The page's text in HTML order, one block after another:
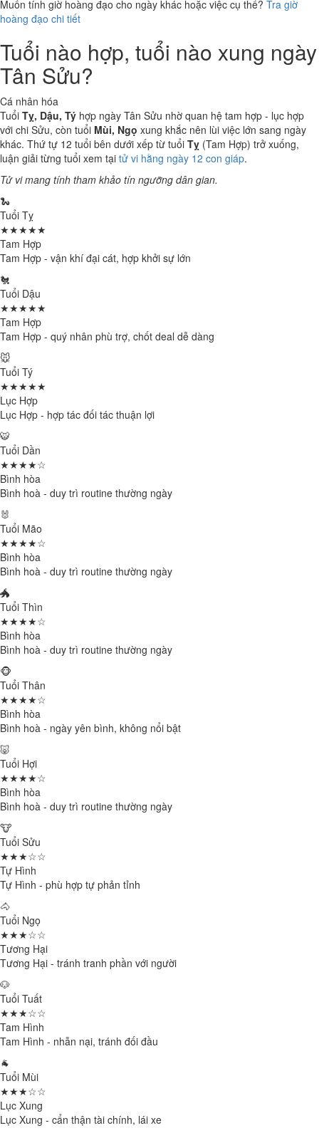
Muốn tính giờ hoàng đạo cho ngày khác hoặc việc cụ thể? Tra giờ
hoàng đạo chi tiết
Tuổi nào hợp, tuổi nào xung ngày
Tân Sửu?
Cá nhân hóa
Tuổi Tỵ, Dậu, Tý hợp ngày Tân Sửu nhờ quan hệ tam hợp - lục hợp
với chi Sửu, còn tuổi Mùi, Ngọ xung khắc nên lùi việc lớn sang ngày
khác. Thứ tự 12 tuổi bên dưới xếp từ tuổi Tỵ (Tam Hợp) trở xuống,
luận giải từng tuổi xem tại tử vi hằng ngày 12 con giáp.
Tử vi mang tính tham khảo tín ngưỡng dân gian.
🐍
Tuổi Tỵ
★★★★★
Tam Hợp
Tam Hợp - vận khí đại cát, hợp khởi sự lớn
🐔
Tuổi Dậu
★★★★★
Tam Hợp
Tam Hợp - quý nhân phù trợ, chốt deal dễ dàng
🐭
Tuổi Tý
★★★★★
Lục Hợp
Lục Hợp - hợp tác đối tác thuận lợi
🐯
Tuổi Dần
★★★★☆
Bình hòa
Bình hoà - duy trì routine thường ngày
🐰
Tuổi Mão
★★★★☆
Bình hòa
Bình hoà - duy trì routine thường ngày
🐲
Tuổi Thìn
★★★★☆
Bình hòa
Bình hoà - duy trì routine thường ngày
🐵
Tuổi Thân
★★★★☆
Bình hòa
Bình hoà - ngày yên bình, không nổi bật
🐷
Tuổi Hợi
★★★★☆
Bình hòa
Bình hoà - duy trì routine thường ngày
🐮
Tuổi Sửu
★★★☆☆
Tự Hình
Tự Hình - phù hợp tự phản tỉnh
🐴
Tuổi Ngọ
★★★☆☆
Tương Hại
Tương Hại - tránh tranh phần với người
🐶
Tuổi Tuất
★★★☆☆
Tam Hình
Tam Hình - nhẫn nại, tránh đối đầu
🐐
Tuổi Mùi
★★★☆☆
Lục Xung
Lục Xung - cẩn thận tài chính, lái xe